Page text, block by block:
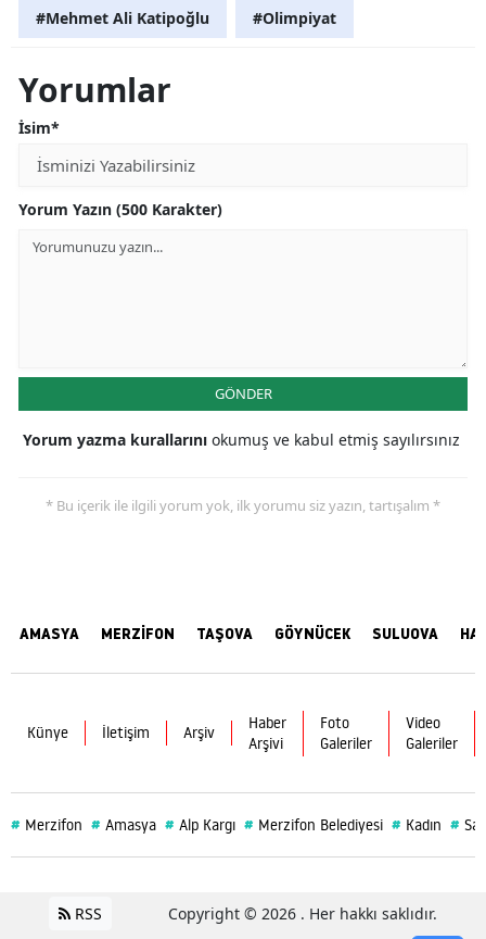
#Mehmet Ali Katipoğlu #Olimpiyat
Yorumlar
İsim*
Yorum Yazın (500 Karakter)
GÖNDER
Yorum yazma kurallarını okumuş ve kabul etmiş sayılırsınız
* Bu içerik ile ilgili yorum yok, ilk yorumu siz yazın, tartışalım *
AMASYA MERZİFON TAŞOVA GÖYNÜCEK SULUOVA
Künye İletişim Arşiv
Haber
Arşivi
Foto
Galeriler
Video
Galeriler
# Merzifon # Amasya # Alp Kargı # Merzifon Belediyesi # Kadın #
RSS Copyright © 2026 . Her hakkı saklıdır.